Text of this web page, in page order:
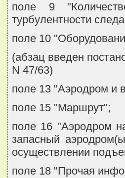
поле 9
турбулентности
поле 10
(абзац введен
N 47/63)
поле 13 "Аэродром и
поле 15 "Маршрут";
поле 16 "Аэродром
запасный
осуществлении
поле 18 "Прочая